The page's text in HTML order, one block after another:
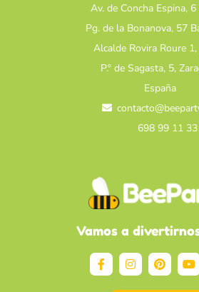
Av. de Concha Espina,
Pg. de la Bonanova, 57
Alcalde Rovira Roure
P.º de Sagasta, 5,
España
698 99 11 33
Vamos a
F
a
c
I
n
s
P
i
n
Y
o
u